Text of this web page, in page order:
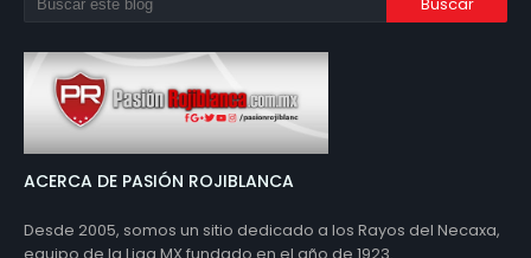
ACERCA DE PASIÓN ROJIBLANCA
Desde 2005, somos un sitio dedicado a los Rayos del Necaxa,